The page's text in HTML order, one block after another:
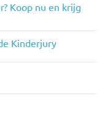
Koop nu en krijg
Kinderjury